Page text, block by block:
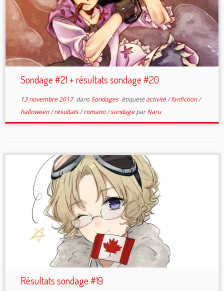
Sondage #21 + résultats sondage #20
13 novembre 2017dansSondages étiqueté activité/fanfiction/
halloween/resultats/romano/sondageparNaru
Résultats sondage #19